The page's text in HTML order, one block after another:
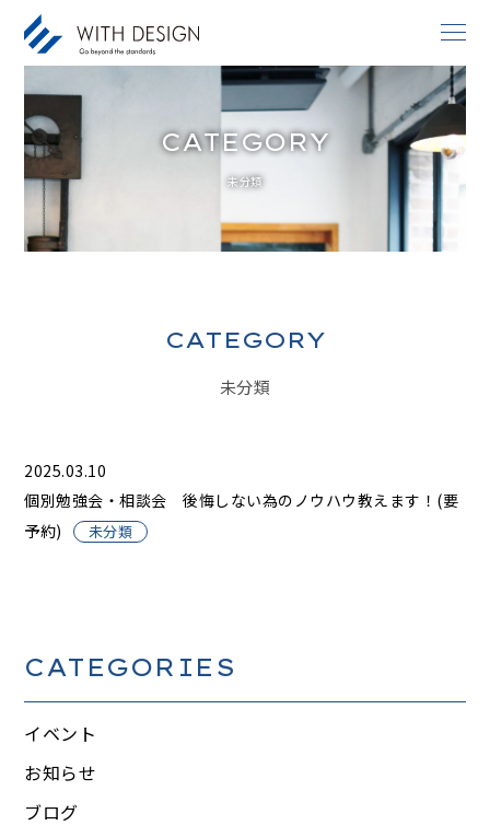
お知らせ / INFORMATION
人生設計 / LIFE PLAN
ご挨拶・会社概要 / ABOUT
CATEGORY
未分類
CATEGORY
未分類
2025.03.10
個別勉強会・相談会 後悔しない為のノウハウ教えます！(要
予約)
未分類
CATEGORIES
イベント
お知らせ
ブログ